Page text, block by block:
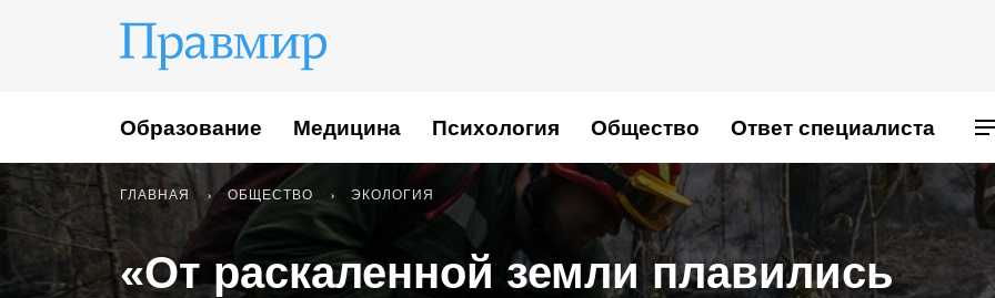
Образование Медицина Психология Общество Ответ специалиста
ГЛАВНАЯ ОБЩЕСТВО ЭКОЛОГИЯ
«От раскаленной земли плавились